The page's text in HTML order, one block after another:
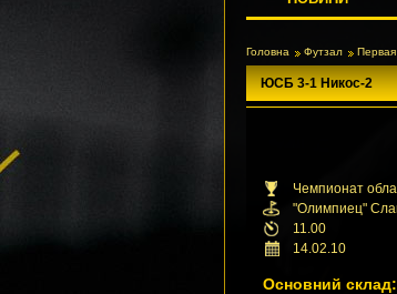
Головна Футзал
ЮСБ 3-1 Никос-2
Чемпионат
"Олимпиец"
11.00
14.02.10
Основний склад: